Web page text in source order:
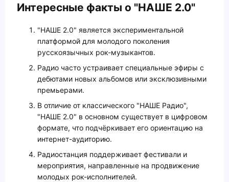
Интересные факты о "НАШЕ 2.0"
"НАШЕ 2.0" является экспериментальной
платформой для молодого поколения
русскоязычных рок-музыкантов.
Радио часто устраивает специальные эфиры с
дебютами новых альбомов или эксклюзивными
премьерами.
В отличие от классического "НАШЕ Радио",
"НАШЕ 2.0" в основном существует в цифровом
формате, что подчёркивает его ориентацию на
интернет-аудиторию.
Радиостанция поддерживает фестивали и
мероприятия, направленные на продвижение
молодых рок-исполнителей.